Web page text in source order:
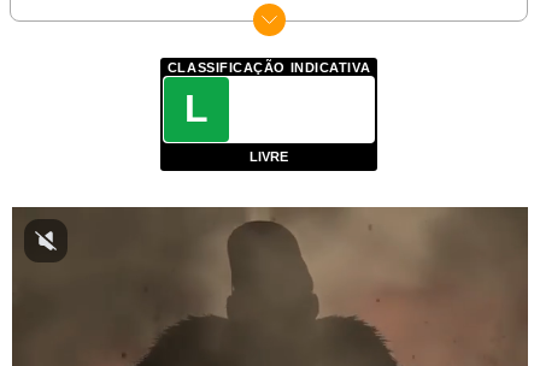
CLASSIFICAÇÃO INDICATIVA
L
LIVRE